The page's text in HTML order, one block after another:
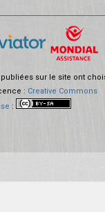
sur le site ont
: Creative Commons
: